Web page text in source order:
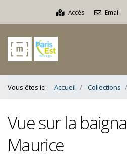
Accès Email
Vous êtes ici : Accueil Collections
Vue sur la
Maurice